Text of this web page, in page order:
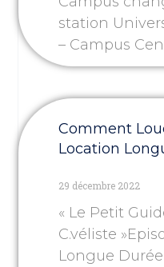
station
– Campus
Comment
Location
29 décembre 2022
« Le Petit
C.véliste
Longue